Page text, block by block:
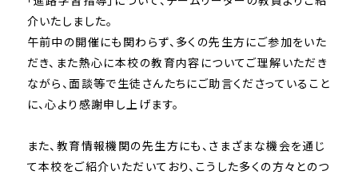
介いたしました。
午前中の開催にも関わらず、多くの先生方にご参加をいた
だき、 また熱心に本校の教育内容についてご理解いただき
ながら、面談等で生徒さんたちにご助言くださっていること
に、心より感謝申し上げます。
また、教育情報機関の先生方にも、さまざまな機会を通じ
て本校をご紹介いただいており、こうした多くの方々とのつ